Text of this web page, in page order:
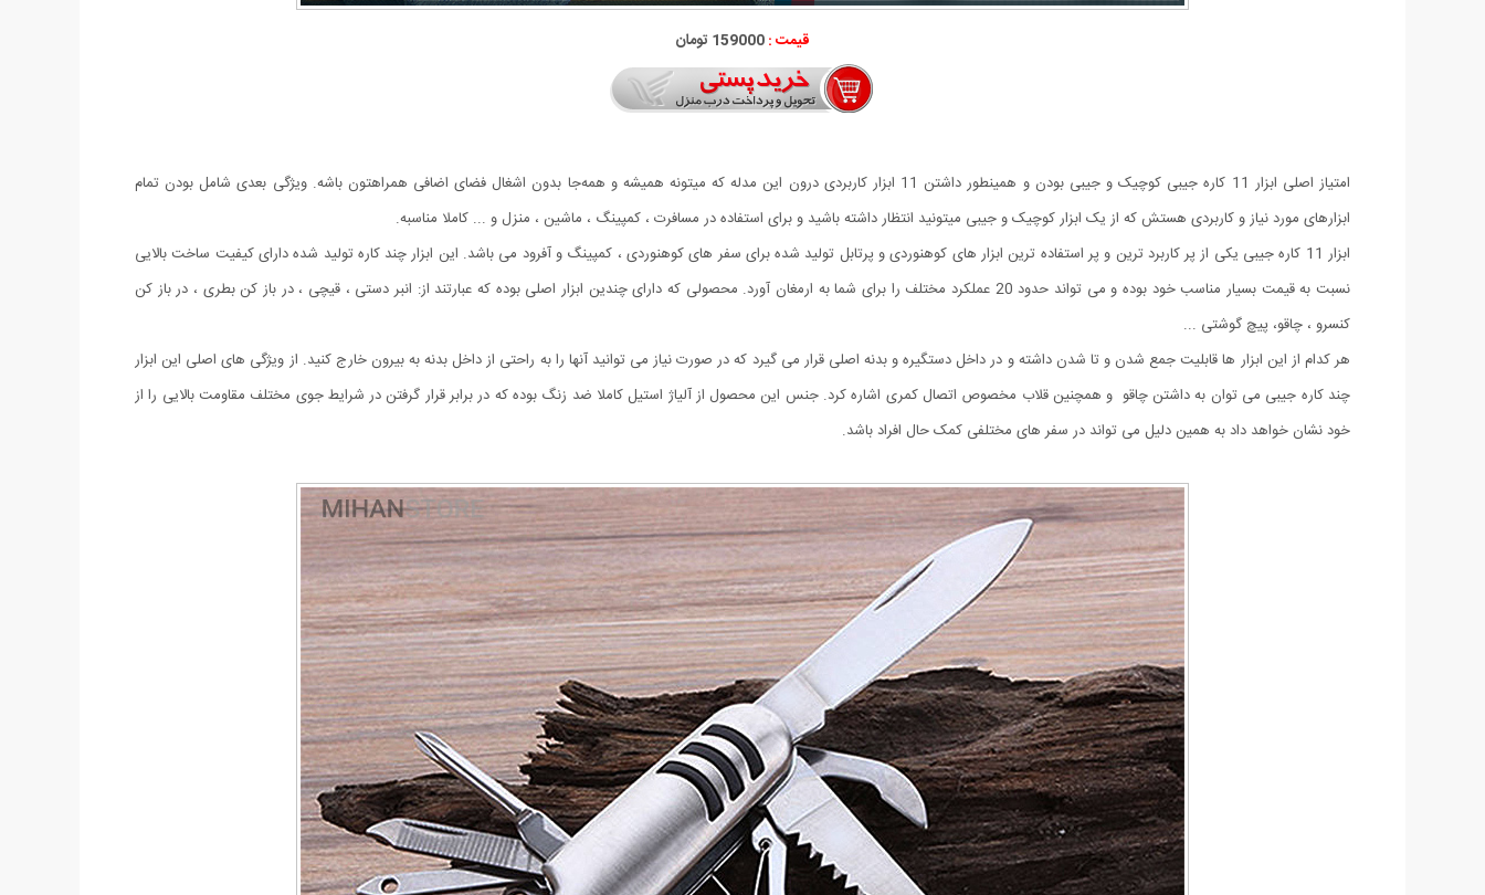
قیمت :159000 تومان
امتیاز اصلی ابزار 11 کاره جیبی کوچیک و جیبی بودن و همینطور داشتن 11 ابزار کاربردی درون این مدله که میتونه همیشه و همه‌جا بدون اشغال فضای اضافی همراهتون باشه. ویژگی بعدی شامل بودن تمام
ابزارهای مورد نیاز و کاربردی هستش که از یک ابزار کوچیک و جیبی میتونید انتظار داشته باشید و برای استفاده در مسافرت ، کمپینگ ، ماشین ، منزل و ... کاملا مناسبه.
ابزار 11 کاره جیبی یکی از پر کاربرد ترین و پر استفاده ترین ابزار های کوهنوردی و پرتابل تولید شده برای سفر های کوهنوردی ، کمپینگ و آفرود می باشد. این ابزار چند کاره تولید شده دارای کیفیت ساخت بالایی
نسبت به قیمت بسیار مناسب خود بوده و می تواند حدود 20 عملکرد مختلف را برای شما به ارمغان آورد. محصولی که دارای چندین ابزار اصلی بوده که عبارتند از: انبر دستی ، قیچی ، در باز کن بطری ، در باز کن
کنسرو ، چاقو، پیچ گوشتی ...
هر کدام از این ابزار ها قابلیت جمع شدن و تا شدن داشته و در داخل دستگیره و بدنه اصلی قرار می گیرد که در صورت نیاز می توانید آنها را به راحتی از داخل بدنه به بیرون خارج کنید. از ویژگی های اصلی این ابزار
چند کاره جیبی می توان به داشتن چاقو و همچنین قلاب مخصوص اتصال کمری اشاره کرد. جنس این محصول از آلیاژ استیل کاملا ضد زنگ بوده که در برابر قرار گرفتن در شرایط جوی مختلف مقاومت بالایی را از
خود نشان خواهد داد به همین دلیل می تواند در سفر های مختلفی کمک حال افراد باشد.